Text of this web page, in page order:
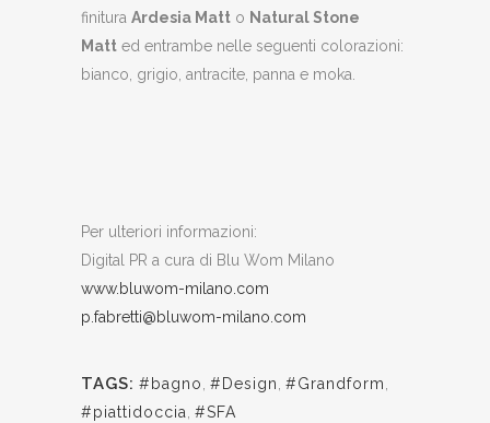
finitura Ardesia Matt o Natural Stone
Matt ed entrambe nelle seguenti colorazioni:
bianco, grigio, antracite, panna e moka.
Per ulteriori informazioni:
Digital PR a cura di Blu Wom Milano
www.bluwom-milano.com
p.fabretti@bluwom-milano.com
TAGS: #bagno #Design #Grandform
#piattidoccia #SFA